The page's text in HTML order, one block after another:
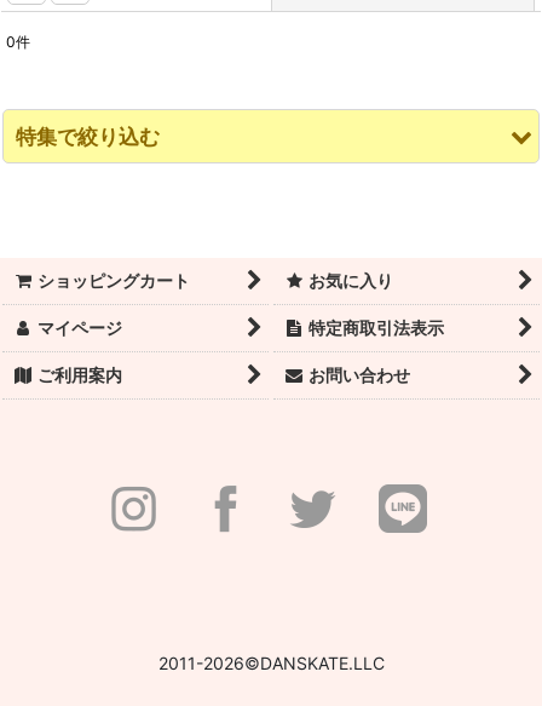
並び順 :
0件
特集で絞り込む
バレエシューズ
トウパッド・リボン・ゴム・トウシューズ付属品
レオタード／チャイルド
ショッピングカート お気に入り
マイページ 特定商取引法表示
ご利用案内 お問い合わせ
2011-2026©DANSKATE.LLC